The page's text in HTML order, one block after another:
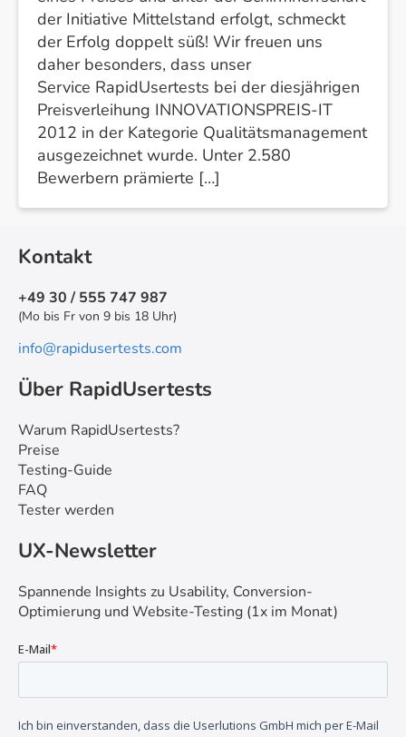
der Initiative Mittelstand erfolgt, schmeckt
der Erfolg doppelt süß! Wir freuen uns
daher besonders, dass unser
Service RapidUsertests bei der diesjährigen
Preisverleihung INNOVATIONSPREIS-IT
2012 in der Kategorie Qualitätsmanagement
ausgezeichnet wurde. Unter 2.580
Bewerbern prämierte […]
Kontakt
+49 30 / 555 747 987
(Mo bis Fr von 9 bis 18 Uhr)
info@rapidusertests.com
Über RapidUsertests
Warum RapidUsertests?
Preise
Testing-Guide
FAQ
Tester werden
UX-Newsletter
Spannende Insights zu Usability, Conversion-
Optimierung und Website-Testing (1x im Monat)